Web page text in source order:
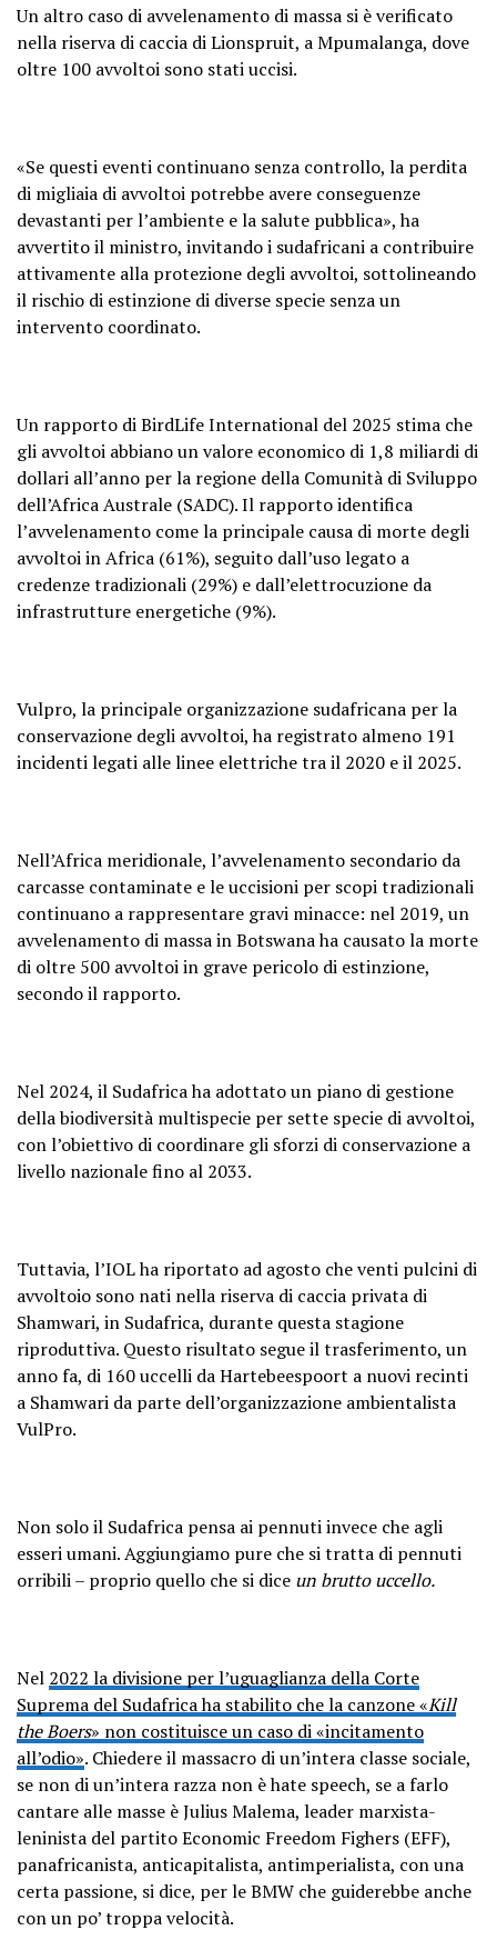
Un altro caso di avvelenamento di massa si è verificato
nella riserva di caccia di Lionspruit, a Mpumalanga, dove
oltre 100 avvoltoi sono stati uccisi.
«Se questi eventi continuano senza controllo, la perdita
di migliaia di avvoltoi potrebbe avere conseguenze
devastanti per l’ambiente e la salute pubblica», ha
avvertito il ministro, invitando i sudafricani a contribuire
attivamente alla protezione degli avvoltoi, sottolineando
il rischio di estinzione di diverse specie senza un
intervento coordinato.
Un rapporto di BirdLife International del 2025 stima che
gli avvoltoi abbiano un valore economico di 1,8 miliardi di
dollari all’anno per la regione della Comunità di Sviluppo
dell’Africa Australe (SADC). Il rapporto identifica
l’avvelenamento come la principale causa di morte degli
avvoltoi in Africa (61%), seguito dall’uso legato a
credenze tradizionali (29%) e dall’elettrocuzione da
infrastrutture energetiche (9%).
Vulpro, la principale organizzazione sudafricana per la
conservazione degli avvoltoi, ha registrato almeno 191
incidenti legati alle linee elettriche tra il 2020 e il 2025.
Nell’Africa meridionale, l’avvelenamento secondario da
carcasse contaminate e le uccisioni per scopi tradizionali
continuano a rappresentare gravi minacce: nel 2019, un
avvelenamento di massa in Botswana ha causato la morte
di oltre 500 avvoltoi in grave pericolo di estinzione,
secondo il rapporto.
Nel 2024, il Sudafrica ha adottato un piano di gestione
della biodiversità multispecie per sette specie di avvoltoi,
con l’obiettivo di coordinare gli sforzi di conservazione a
livello nazionale fino al 2033.
Tuttavia, l’IOL ha riportato ad agosto che venti pulcini di
avvoltoio sono nati nella riserva di caccia privata di
Shamwari, in Sudafrica, durante questa stagione
riproduttiva. Questo risultato segue il trasferimento, un
anno fa, di 160 uccelli da Hartebeespoort a nuovi recinti
a Shamwari da parte dell’organizzazione ambientalista
VulPro.
Non solo il Sudafrica pensa ai pennuti invece che agli
esseri umani. Aggiungiamo pure che si tratta di pennuti
orribili – proprio quello che si dice un brutto uccello.
Nel 2022 la divisione per l’uguaglianza della Corte
Suprema del Sudafrica ha stabilito che la canzone «Kill
the Boers» non costituisce un caso di «incitamento
all’odio». Chiedere il massacro di un’intera classe sociale,
se non di un’intera razza non è hate speech, se a farlo
cantare alle masse è Julius Malema, leader marxista-
leninista del partito Economic Freedom Fighers (EFF),
panafricanista, anticapitalista, antimperialista, con una
certa passione, si dice, per le BMW che guiderebbe anche
con un po’ troppa velocità.